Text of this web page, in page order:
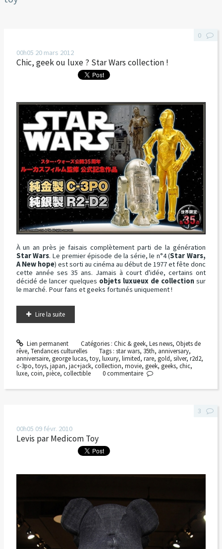
00h05 20 mars 2012
Chic, geek ou luxe ? Star Wars collection !
À un an près je faisais complètement parti de la génération
Star Wars. Le premier épisode de la série, le n°4 (Star Wars,
A New hope) est sorti au cinéma au début de 1977 et fête donc
cette année ses 35 ans. Jamais à court d'idée, certains ont
décidé de lancer quelques objets luxueux de collectionsur
le marché. Pour fans et geeks fortunés uniquement !
Lire la suite
Lien permanent Catégories : Chic & geek, Les news, Objets de
rêve, Tendances culturelles Tags :star wars, 35th, anniversary,
anniversaire, george lucas, toy, luxury, limited, rare, gold, silver, r2d2,
c-3po, toys, japan, jac+jack, collection, movie, geek, geeks, chic,
luxe, coin, pièce, collectible
0
0commentaire
00h05 09 févr. 2010
Levis par Medicom Toy
3